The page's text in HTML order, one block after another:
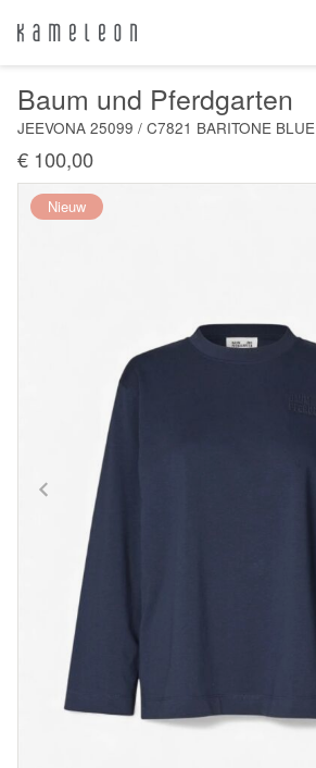
Baum und Pferdgarten
JEEVONA 25099 / C7821 BARITONE BLUE
€ 100,00
Nieuw